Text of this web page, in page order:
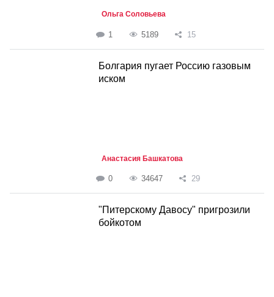
Ольга Соловьева
1 5189 15
Болгария пугает Россию газовым
иском
Анастасия Башкатова
0 34647 29
"Питерскому Давосу" пригрозили
бойкотом